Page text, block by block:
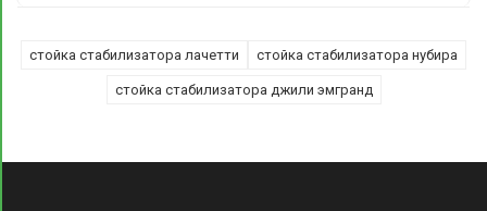
стойка стабилизатора лачетти стойка стабилизатора нубира
стойка стабилизатора джили эмгранд